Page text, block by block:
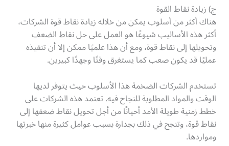
ج) زيادة نقاط القوة
هناك أكثر من أسلوب يمكن من خلاله زيادة نقاط قوة الشركات،
أكثر هذه الأساليب شيوعًا هو العمل على حل نقاط الضعف
وتحويلها إلى نقاط قوة، ومع أن هذا علميًا ممكن إلا أن تنفيذه
عمليًا قد يكون صعب كما يستغرق وقتًا وجهدًا كبيرين.
تستخدم الشركات الضخمة هذا الأسلوب حيث يتوفر لديها
الوقت والمواد المطلوبة للنجاح فيه. تعتمد هذه الشركات على
خطط زمنية طويلة الأمد أحيانًا من أجل تحويل نقاط ضعفها إلى
نقاط قوة، وتنجح في ذلك بجدارة بسبب عوامل كثيرة منها خبرتها
ومواردها.